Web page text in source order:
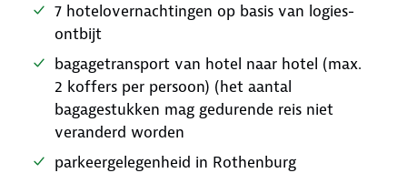
7 hotelovernachtingen op basis van logies-
ontbijt
bagagetransport van hotel naar hotel (max.
2 koffers per persoon) (het aantal
bagagestukken mag gedurende reis niet
veranderd worden
parkeergelegenheid in Rothenburg